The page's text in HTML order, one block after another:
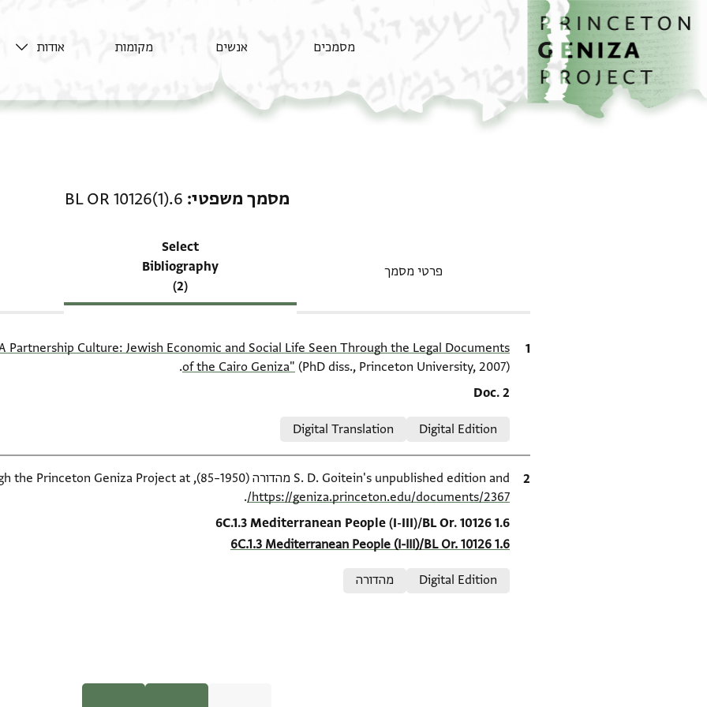
דילוג לתוכן
דף הבית
מסמכים אנשים מקומות אודות
מסמך משפטי BL OR 10126(1).6
פרטי מסמך
Select
Bibliography
(2)
ציטוט
Partnership Culture: Jewish Economic and Social Life Seen Through the Legal Documents
of the Cairo Geniza" (PhD diss., Princeton University, 2007).
Location in source
Doc. 2
Digital Edition
Digital Translation
ציטוט
S. D. Goitein's unpublished edition and מהדורה (1950–85), available online through the Princeton Geniza Project at
https://geniza.princeton.edu/documents/2367/
.
Location in source
6C.1.3 Mediterranean People (I-III)/BL Or. 10126 1.6
6C.1.3 Mediterranean People (I-III)/BL Or. 10126 1.6
Digital Edition
מהדורה